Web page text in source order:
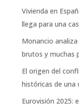
Vivienda en
llega para una
Monancio
brutos y muchas
El origen del
históricas de una
Eurovisión 2025: